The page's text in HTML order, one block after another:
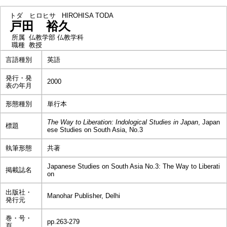
トダ ヒロヒサ HIROHISA TODA
戸田 裕久
所属 仏教学部 仏教学科
職種 教授
言語種別
英語
発行・発
表の年月
2000
形態種別 単行本
標題 The Way to Liberation: Indological Studies in Japan, Japan
ese Studies on South Asia, No.3
執筆形態 共著
掲載誌名
Japanese Studies on South Asia No.3: The Way to Liberati
on
出版社・
発行元
Manohar Publisher, Delhi
巻・号・
pp.263-279